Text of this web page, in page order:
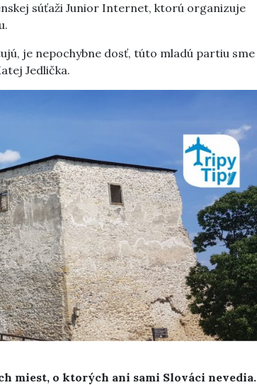
súťaži Junior Internet, ktorú organizuje
je nepochybne dosť, túto mladú partiu sme
Jedlička.
miest, o ktorých ani sami Slováci nevedia.